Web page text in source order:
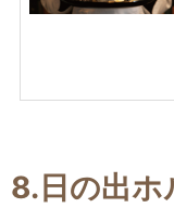
8.日の出ホ